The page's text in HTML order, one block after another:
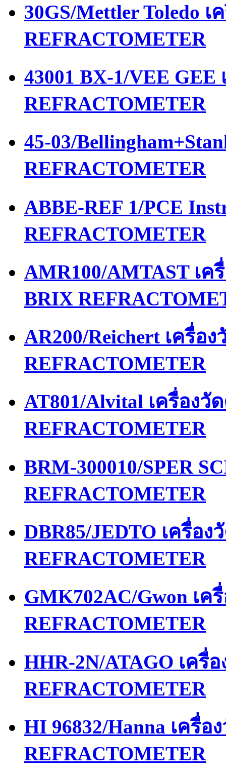
30GS/Mettler Toledo
REFRACTOMETER
43001 BX-1/VEE
REFRACTOMETER
45-03/
REFRACTOMETER
ABBE-REF 1/PCE
REFRACTOMETER
AMR100/AMTAST เ
BRIX
AR200/Reichert เครื่อ
REFRACTOMETER
AT801/Alvital เครื่องวั
REFRACTOMETER
BRM-300010/SPER
REFRACTOMETER
DBR85/JEDTO เครื่อ
REFRACTOMETER
GMK702AC/Gwon เ
REFRACTOMETER
HHR-2N/ATAGO เครื่
REFRACTOMETER
HI 96832/Hanna เครื่
REFRACTOMETER